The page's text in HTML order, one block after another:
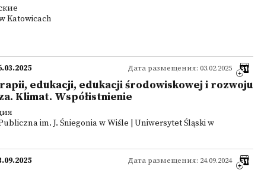
Katowicach
Дата размещения: 03.02.2025
edukacji, edukacji środowiskowej i rozwoju
Klimat. Współistnienie
im. J. Śniegonia w Wiśle | Uniwersytet Śląski w
Дата размещения: 24.09.2024